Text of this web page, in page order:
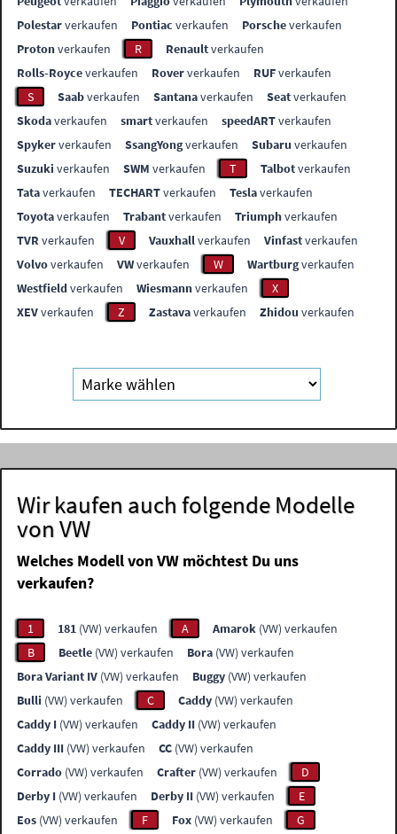
Polestarverkaufen Pontiac verkaufen Porscheverkaufen
Protonverkaufen R Renaultverkaufen
Rolls-Royceverkaufen Roververkaufen RUFverkaufen
S
Saabverkaufen Santanaverkaufen Seatverkaufen
Skodaverkaufen smartverkaufen speedARTverkaufen
Spykerverkaufen SsangYongverkaufen Subaru verkaufen
Suzuki verkaufen SWM verkaufen T Talbotverkaufen
Tataverkaufen TECHARTverkaufen Teslaverkaufen
Toyotaverkaufen Trabantverkaufen Triumphverkaufen
TVR verkaufen V Vauxhallverkaufen Vinfastverkaufen
Volvoverkaufen VWverkaufen W Wartburgverkaufen
Westfieldverkaufen Wiesmannverkaufen
X
XEVverkaufen Z Zastavaverkaufen Zhidou verkaufen
Wir kaufen auch folgende Modelle
von VW
Welches Modell von VW möchtest Du uns
verkaufen?
1 181 (VW) verkaufen A Amarok (VW) verkaufen
B
Beetle (VW) verkaufen Bora (VW) verkaufen
Bora Variant IV (VW) verkaufen Buggy (VW) verkaufen
Bulli (VW) verkaufen C Caddy (VW) verkaufen
Caddy I (VW) verkaufen Caddy II (VW) verkaufen
Caddy III (VW) verkaufen CC (VW) verkaufen
Corrado (VW) verkaufen Crafter (VW) verkaufen
D
Derby I (VW) verkaufen Derby II (VW) verkaufen
E
Eos (VW) verkaufen F Fox (VW) verkaufen G